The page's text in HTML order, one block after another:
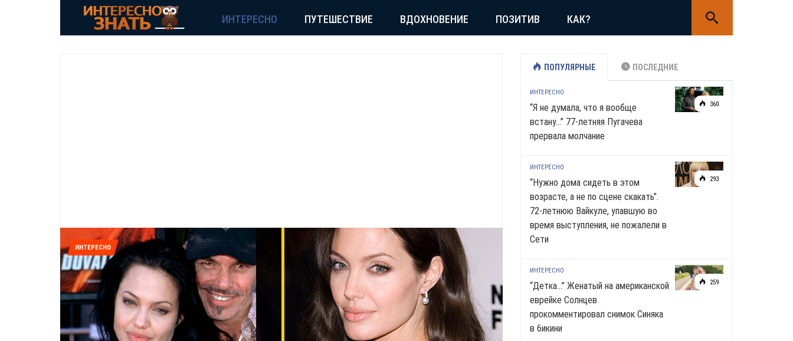
ИНТЕРЕСНО ПУТЕШЕСТВИЕ ВДОХНОВЕНИЕ ПОЗИТИВ КАК?
ИНТЕРЕСНО
ПОПУЛЯРНЫЕ ПОСЛЕДНИЕ
360
ИНТЕРЕСНО
“Я не думала, что я вообще
встану…” 77-летняя Пугачева
прервала молчание
293
ИНТЕРЕСНО
“Нужно дома сидеть в этом
возрасте, а не по сцене скакать”.
72-летнюю Вайкуле, упавшую во
время выступления, не пожалели в
Сети
259
ИНТЕРЕСНО
“Детка…” Женатый на американской
еврейке Солнцев
прокомментировал снимок Синяка
в 6икини